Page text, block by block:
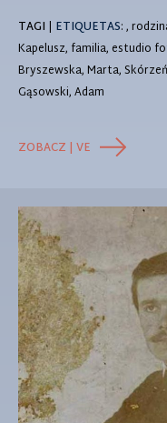
TAGI | ETIQUETAS: ,
Kapelusz, familia, estudio
Bryszewska, Marta,
Gąsowski, Adam
ZOBACZ | VE